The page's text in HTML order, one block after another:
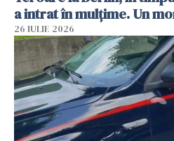
a intrat în mulțime. Un
26 IULIE 2026